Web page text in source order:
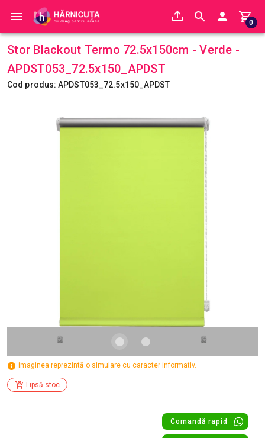
0
Stor Blackout Termo 72.5x150cm - Verde -
APDST053_72.5x150_APDST
Cod produs: APDST053_72.5x150_APDST
imaginea reprezintă o simulare cu caracter informativ.
Lipsă stoc
Comandă rapid